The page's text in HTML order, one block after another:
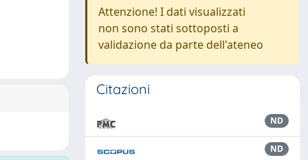
Attenzione! I dati visualizzati
non sono stati sottoposti a
validazione da parte dell'ateneo
Citazioni
ND
ND